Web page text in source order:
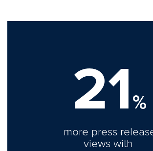
21%
more press
views with